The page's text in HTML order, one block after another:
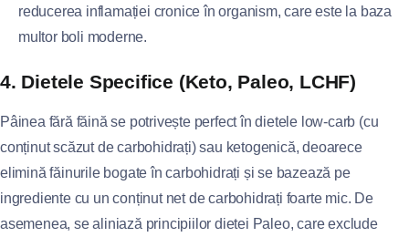
reducerea inflamației cronice în organism, care este la baza
multor boli moderne.
4. Dietele Specifice (Keto, Paleo, LCHF)
Pâinea fără făină se potrivește perfect în dietele low-carb (cu
conținut scăzut de carbohidrați) sau ketogenică, deoarece
elimină făinurile bogate în carbohidrați și se bazează pe
ingrediente cu un conținut net de carbohidrați foarte mic. De
asemenea, se aliniază principiilor dietei Paleo, care exclude